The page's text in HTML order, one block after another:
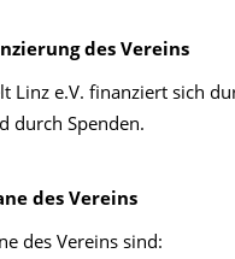
des Vereins
Linz e.V. finanziert sich
durch Spenden.
des Vereins
des Vereins sind: